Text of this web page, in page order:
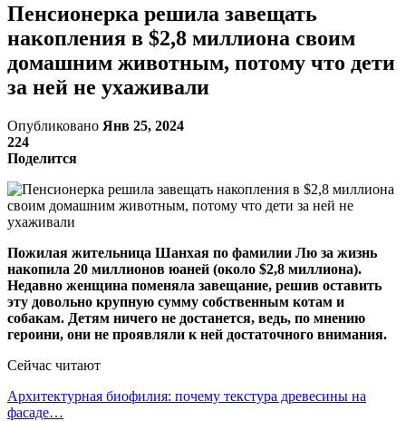
Пенсионерка решила завещать
накопления в $2,8 миллиона своим
домашним животным, потому что дети
за ней не ухаживали
Опубликовано Янв 25, 2024
224
Поделится
Пожилая жительница Шанхая по фамилии Лю за жизнь
накопила 20 миллионов юаней (около $2,8 миллиона).
Недавно женщина поменяла завещание, решив оставить
эту довольно крупную сумму собственным котам и
собакам. Детям ничего не достанется, ведь, по мнению
героини, они не проявляли к ней достаточного внимания.
Сейчас читают
Архитектурная биофилия: почему текстура древесины на
фасаде…